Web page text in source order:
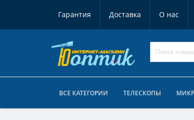
Гарантия Доставка О нас
ВСЕ КАТЕГОРИИ ТЕЛЕСКОПЫ